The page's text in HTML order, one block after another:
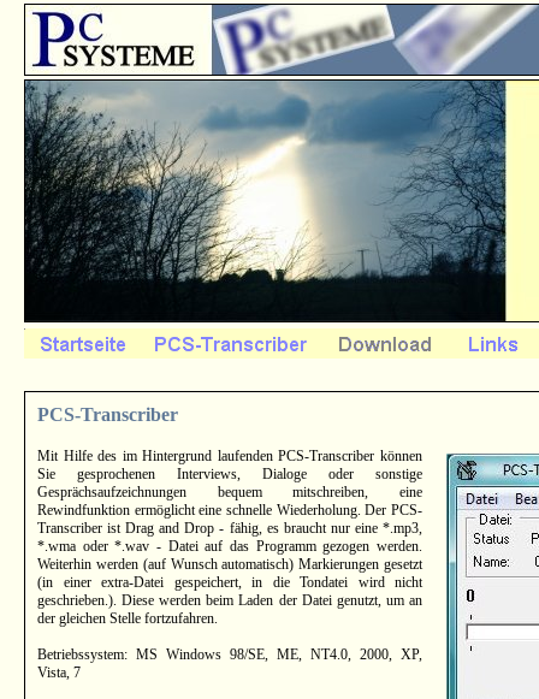
PCS-Transcriber
Mit Hilfe des im Hintergrund laufenden PCS-Transcriber können
Sie gesprochenen Interviews, Dialoge oder sonstige
Gesprächsaufzeichnungen bequem mitschreiben, eine
Rewindfunktion ermöglicht eine schnelle Wiederholung. Der PCS-
Transcriber ist Drag and Drop - fähig, es braucht nur eine *.mp3,
*.wma oder *.wav - Datei auf das Programm gezogen werden.
Weiterhin werden (auf Wunsch automatisch) Markierungen gesetzt
(in einer extra-Datei gespeichert, in die Tondatei wird nicht
geschrieben.). Diese werden beim Laden der Datei genutzt, um an
der gleichen Stelle fortzufahren.
Betriebssystem: MS Windows 98/SE, ME, NT4.0, 2000, XP,
Vista, 7